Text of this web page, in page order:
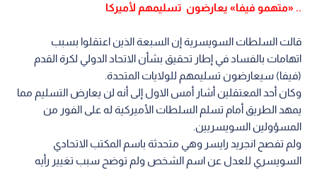
.. «متهمو فيفا» يعارضون تسليمهم لأميركا
قالت السلطات السويسرية إن السبعة الذين اعتقلوا بسبب
اتهامات بالفساد في إطار تحقيق بشأن الاتحاد الدولي لكرة القدم
(فيفا) سيعارضون تسليمهم للولايات المتحدة.
وكان أحد المعتقلين أشار أمس الاول إلى أنه لن يعارض التسليم مما
يمهد الطريق أمام تسلم السلطات الأميركية له على الفور من
المسؤولين السويسريين.
ولم تفصح انجريد رايسر وهي متحدثة باسم المكتب الاتحادي
السويسري للعدل عن اسم الشخص ولم توضح سبب تغيير رأيه